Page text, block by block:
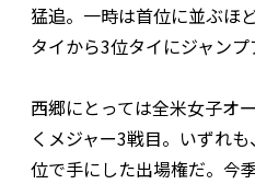
猛追。一時は首位に並ぶほ
タイから3位タイにジャンプ
西郷にとっては全米女子オ
くメジャー3戦目。いずれ
位で手にした出場権だ。今